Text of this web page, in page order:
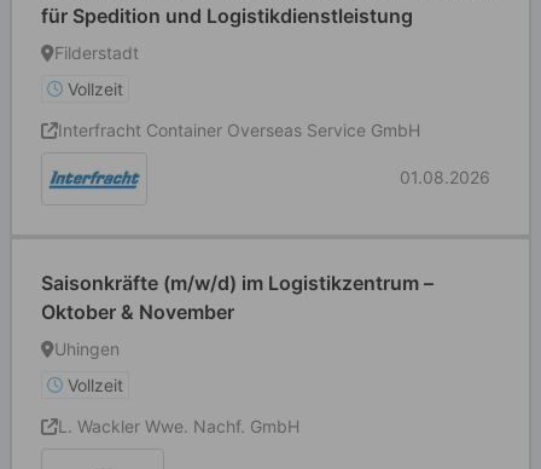
für Spedition und Logistikdienstleistung
Filderstadt
Vollzeit
Interfracht Container Overseas Service GmbH
01.08.2026
Saisonkräfte (m/w/d) im Logistikzentrum –
Oktober & November
Uhingen
Vollzeit
L. Wackler Wwe. Nachf. GmbH